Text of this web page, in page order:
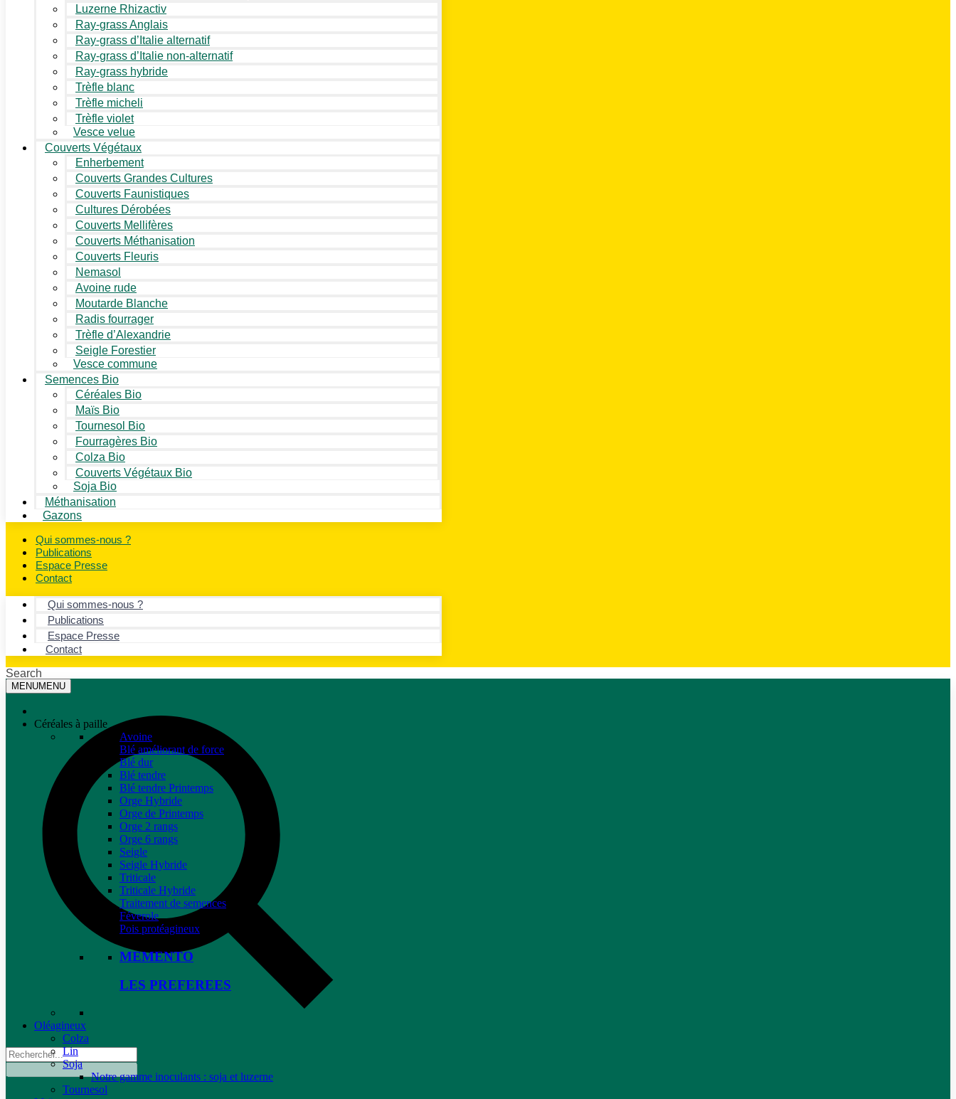
Luzerne Rhizactiv
Ray-grass Anglais
Ray-grass d’Italie alternatif
Ray-grass d’Italie non-alternatif
Ray-grass hybride
Trèfle blanc
Trèfle micheli
Trèfle violet
Vesce velue
Couverts Végétaux
Enherbement
Couverts Grandes Cultures
Couverts Faunistiques
Cultures Dérobées
Couverts Mellifères
Couverts Méthanisation
Couverts Fleuris
Nemasol
Avoine rude
Moutarde Blanche
Radis fourrager
Trèfle d’Alexandrie
Seigle Forestier
Vesce commune
Semences Bio
Céréales Bio
Maïs Bio
Tournesol Bio
Fourragères Bio
Colza Bio
Couverts Végétaux Bio
Soja Bio
Méthanisation
Gazons
Qui sommes-nous ?
Publications
Espace Presse
Contact
Qui sommes-nous ?
Publications
Espace Presse
Contact
Search
MENUMENU
Céréales à paille
Avoine
Blé améliorant de force
Blé dur
Blé tendre
Blé tendre Printemps
Orge Hybride
Orge de Printemps
Orge 2 rangs
Orge 6 rangs
Seigle
Seigle Hybride
Triticale
Triticale Hybride
Traitement de semences
Féverole
Pois protéagineux
MEMENTO
LES PREFEREES
Oléagineux
Colza
Lin
Soja
Notre gamme inoculants : soja et luzerne
Tournesol